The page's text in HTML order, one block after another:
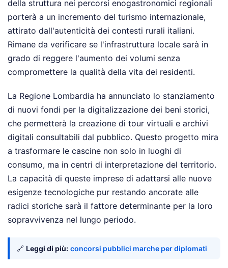
della struttura nei percorsi enogastronomici regionali
porterà a un incremento del turismo internazionale,
attirato dall'autenticità dei contesti rurali italiani.
Rimane da verificare se l'infrastruttura locale sarà in
grado di reggere l'aumento dei volumi senza
compromettere la qualità della vita dei residenti.
La Regione Lombardia ha annunciato lo stanziamento
di nuovi fondi per la digitalizzazione dei beni storici,
che permetterà la creazione di tour virtuali e archivi
digitali consultabili dal pubblico. Questo progetto mira
a trasformare le cascine non solo in luoghi di
consumo, ma in centri di interpretazione del territorio.
La capacità di queste imprese di adattarsi alle nuove
esigenze tecnologiche pur restando ancorate alle
radici storiche sarà il fattore determinante per la loro
sopravvivenza nel lungo periodo.
🔗 Leggi di più: concorsi pubblici marche per diplomati